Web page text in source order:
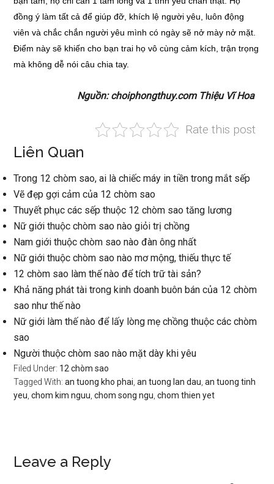
đồng ý làm tất cả để giúp đỡ, khích lệ người yêu, luôn động
viên và chắc chắn người yêu mình có ngày sẽ nở mày nở mặt.
Điểm này sẽ khiến cho bạn trai họ vô cùng cảm kích, trận trọng
mà không dễ nói câu chia tay.
Nguồn: choiphongthuy.com Thiệu Vĩ Hoa
Rate this post
Liên Quan
Trong 12 chòm sao, ai là chiếc máy in tiền trong mắt sếp
Vẽ đẹp gợi cảm của 12 chòm sao
Thuyết phục các sếp thuộc 12 chòm sao tăng lương
Nữ giới thuộc chòm sao nào giỏi trị chồng
Nam giới thuộc chòm sao nào đàn ông nhất
Nữ giới thuộc chòm sao nào mơ mộng, thiếu thực tế
12 chòm sao làm thế nào để tích trữ tài sản?
Khả năng phát tài trong kinh doanh buôn bán của 12 chòm
sao như thế nào
Nữ giới làm thế nào để lấy lòng mẹ chồng thuộc các chòm
sao
Người thuộc chòm sao nào mặt dày khi yêu
Filed Under: 12 chòm sao
Tagged With:an tuong kho phai ,an tuong lan dau ,an tuong tinh
yeu ,chom kim nguu ,chom song ngu ,chom thien yet
Reader
Leave a Reply